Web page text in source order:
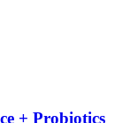
+ Probiotics